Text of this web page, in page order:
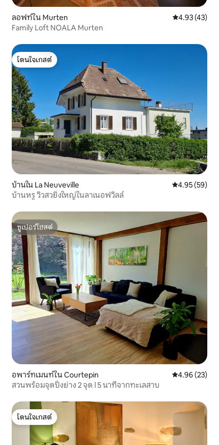
ลอฟท์ใน Murten คะแนนเฉลี่ย
4.93 (43)
Family Loft NOALA Murten
โดนใจเกสต์
โดนใจเกสต์
บ้านใน La Neuveville คะแนนเฉลี่ย
4.95 (59)
บ้านหรู วิวสวยิ่งใหญ่ในลาเนอฟวิลล์
ซูเปอร์โฮสต์
ซูเปอร์โฮสต์
อพาร์ทเมนท์ใน Courtepin คะแนนเฉลี่ย
4.96 (23)
สวนพร้อมจุดปิ้งย่าง 2 จุด l 5 นาทีจากทะเลสาบ
โดนใจเกสต์
โดนใจเกสต์